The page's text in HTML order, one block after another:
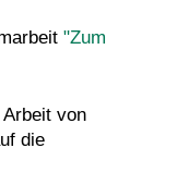
"Zum
von
die